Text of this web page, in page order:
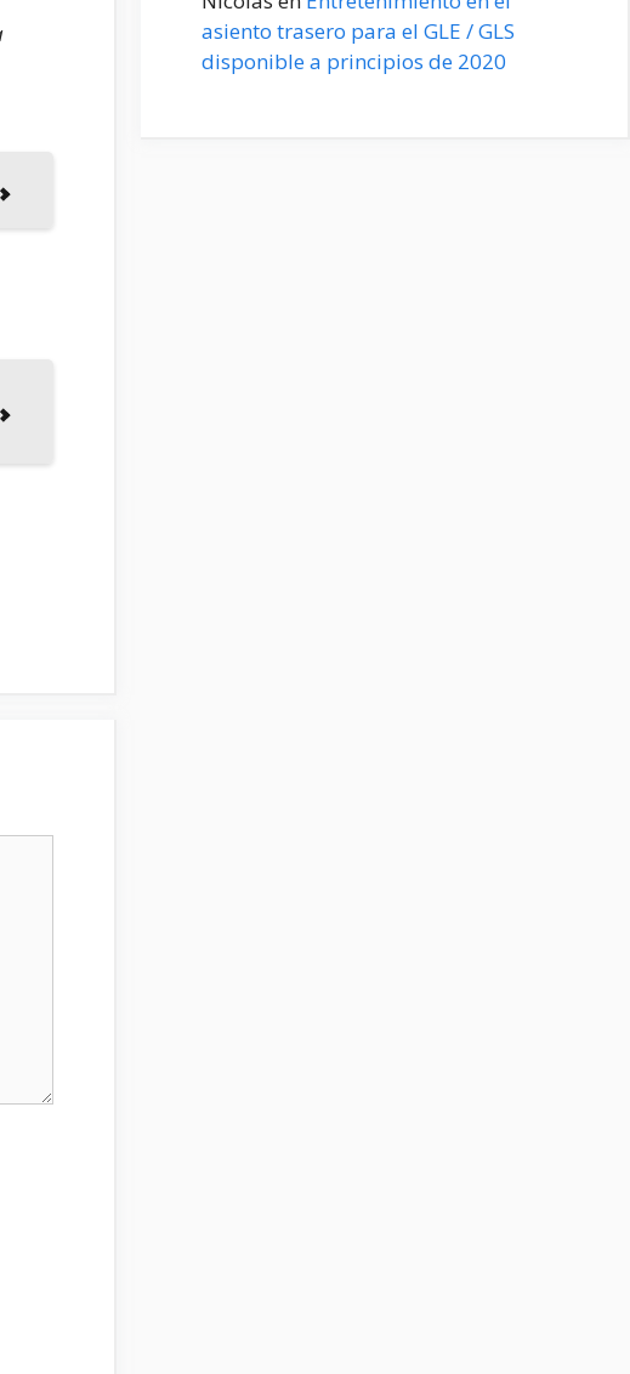
asiento trasero para el GLE / GLS
disponible a principios de 2020